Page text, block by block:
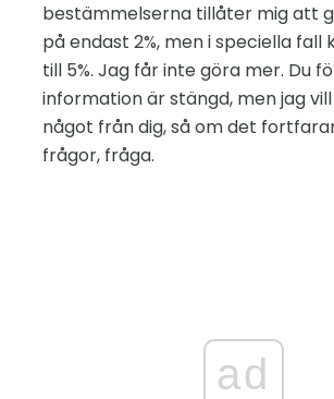
bestämmelserna tillåter mig att
på endast 2%, men i speciella fall
till 5%. Jag får inte göra mer. Du
information är stängd, men jag
något från dig, så om det
frågor, fråga.
ad